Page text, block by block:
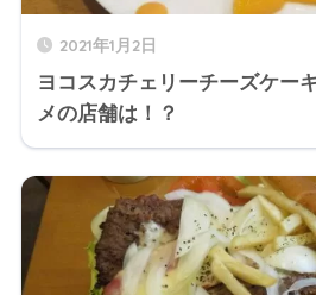
2021年1月2日
ヨコスカチェリーチーズケー
メの店舗は！？